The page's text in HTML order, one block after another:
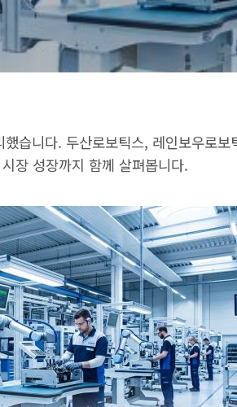
습니다. 두산로보틱스, 레인보우로보
장 성장까지 함께 살펴봅니다.